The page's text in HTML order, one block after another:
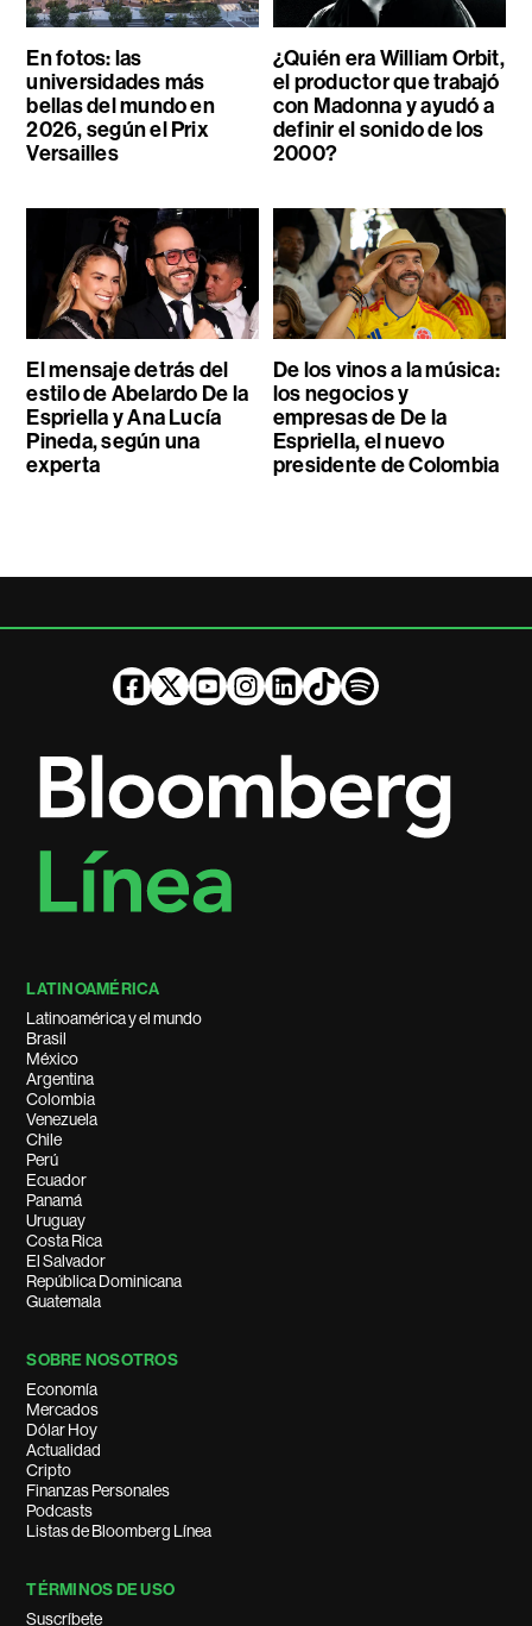
En fotos: las
universidades más
bellas del mundo en
2026, según el Prix
Versailles
¿Quién era William Orbit,
el productor que trabajó
con Madonna y ayudó a
definir el sonido de los
2000?
El mensaje detrás del
estilo de Abelardo De la
Espriella y Ana Lucía
Pineda, según una
experta
De los vinos a la música:
los negocios y
empresas de De la
Espriella, el nuevo
presidente de Colombia
LATINOAMÉRICA
Latinoamérica y el mundo
Brasil
México
Argentina
Colombia
Venezuela
Chile
Perú
Ecuador
Panamá
Uruguay
Costa Rica
El Salvador
República Dominicana
Guatemala
SOBRE NOSOTROS
Economía
Mercados
Dólar Hoy
Actualidad
Cripto
Finanzas Personales
Podcasts
Listas de Bloomberg Línea
TÉRMINOS DE USO
Suscríbete